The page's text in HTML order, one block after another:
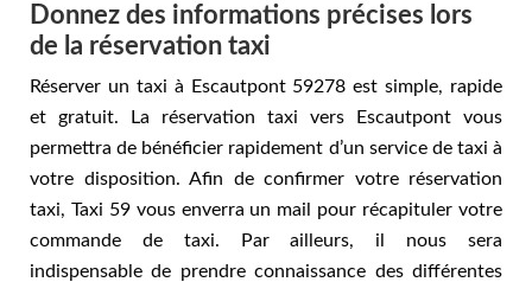
Donnez des informations précises lors
de la réservation taxi
Réserver un taxi à Escautpont 59278 est simple, rapide
et gratuit. La réservation taxi vers Escautpont vous
permettra de bénéficier rapidement d’un service de taxi à
votre disposition. Afin de confirmer votre réservation
taxi, Taxi 59 vous enverra un mail pour récapituler votre
commande de taxi. Par ailleurs, il nous sera
indispensable de prendre connaissance des différentes